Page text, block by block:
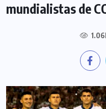
mundialistas de